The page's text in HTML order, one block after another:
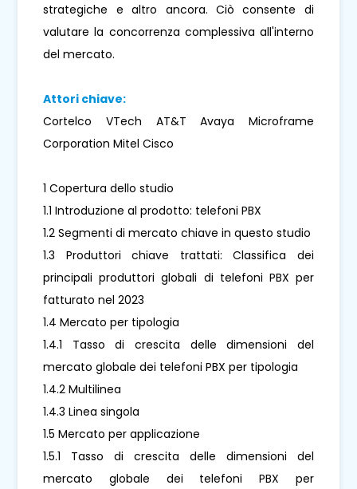
strategiche e altro ancora. Ciò consente di
valutare la concorrenza complessiva all'interno
del mercato.
Attori chiave:
Cortelco VTech AT&T Avaya Microframe
Corporation Mitel Cisco
1 Copertura dello studio
1.1 Introduzione al prodotto: telefoni PBX
1.2 Segmenti di mercato chiave in questo studio
1.3 Produttori chiave trattati: Classifica dei
principali produttori globali di telefoni PBX per
fatturato nel 2023
1.4 Mercato per tipologia
1.4.1 Tasso di crescita delle dimensioni del
mercato globale dei telefoni PBX per tipologia
1.4.2 Multilinea
1.4.3 Linea singola
1.5 Mercato per applicazione
1.5.1 Tasso di crescita delle dimensioni del
mercato globale dei telefoni PBX per